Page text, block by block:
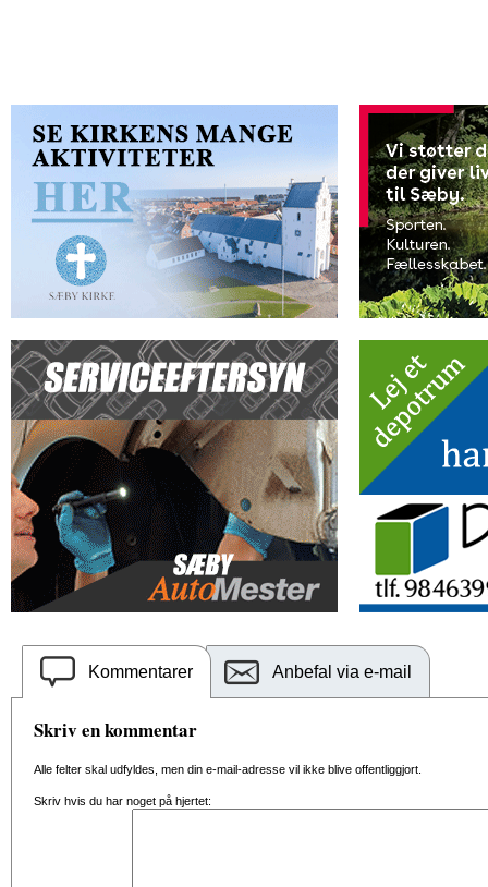
Kommentarer Anbefal via e-mail
Skriv en kommentar
Alle felter skal udfyldes, men din e-mail-adresse vil ikke blive offentliggjort.
Skriv hvis du har noget på hjertet: